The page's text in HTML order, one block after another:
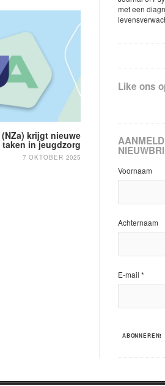
krijgt nieuwe
taken in jeugdzorg
7 OKTOBER 2025
met een
Like ons
Voornaam
Achternaam
E-mail *